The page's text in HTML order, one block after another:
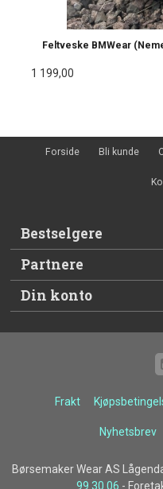
Feltveske BMWear
1 199,00
Forside Bli kunde
Bestselgere
Partnere
Din konto
Frakt
Nyhetsbrev
Børsemaker Wear AS
99 30 06 -